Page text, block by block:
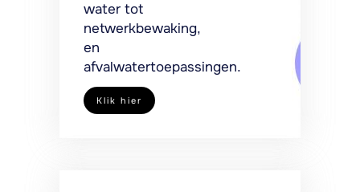
water tot
netwerkbewaking,
en
afvalwatertoepassingen.
Klik hier